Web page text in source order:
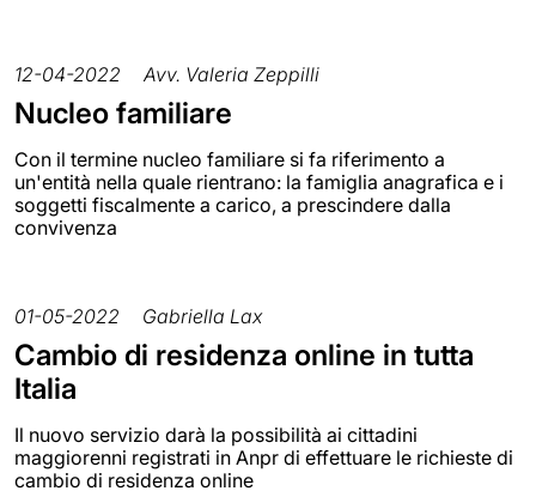
12-04-2022 Avv. Valeria Zeppilli
Nucleo familiare
Con il termine nucleo familiare si fa riferimento a
un'entità nella quale rientrano: la famiglia anagrafica e i
soggetti fiscalmente a carico, a prescindere dalla
convivenza
01-05-2022 Gabriella Lax
Cambio di residenza online in tutta
Italia
Il nuovo servizio darà la possibilità ai cittadini
maggiorenni registrati in Anpr di effettuare le richieste di
cambio di residenza online